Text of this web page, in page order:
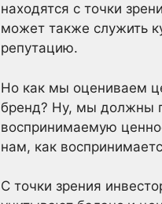
находятся с точки
может также служить
репутацию.
Но как мы оцениваем
бренд? Ну, мы должны
воспринимаемую
нам, как
С точки зрения